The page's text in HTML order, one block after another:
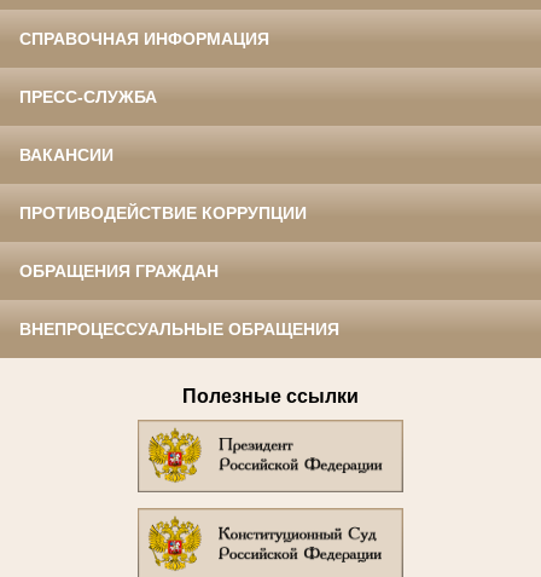
СПРАВОЧНАЯ ИНФОРМАЦИЯ
ПРЕСС-СЛУЖБА
ВАКАНСИИ
ПРОТИВОДЕЙСТВИЕ КОРРУПЦИИ
ОБРАЩЕНИЯ ГРАЖДАН
ВНЕПРОЦЕССУАЛЬНЫЕ ОБРАЩЕНИЯ
Полезные ссылки